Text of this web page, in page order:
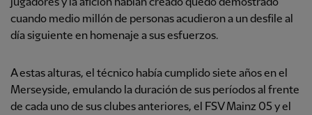
cuando medio millón de personas acudieron a un desfile al
día siguiente en homenaje a sus esfuerzos.
A estas alturas, el técnico había cumplido siete años en el
Merseyside, emulando la duración de sus períodos al frente
de cada uno de sus clubes anteriores, el FSV Mainz 05 y el